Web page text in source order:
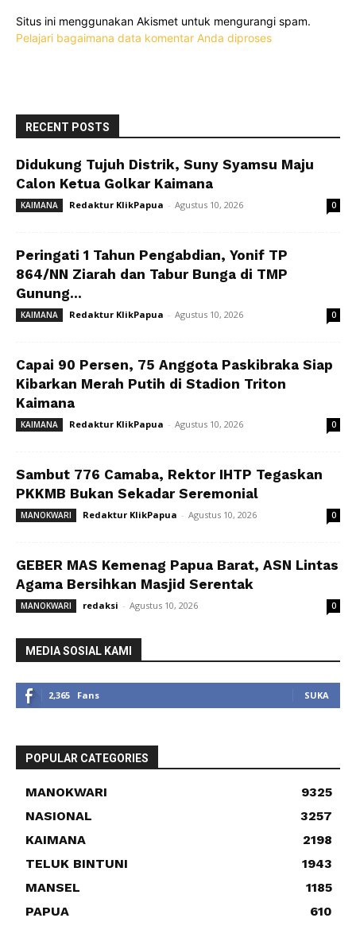
Situs ini menggunakan Akismet untuk mengurangi spam.
Pelajari bagaimana data komentar Anda diproses
RECENT POSTS
Didukung Tujuh Distrik, Suny Syamsu Maju
Calon Ketua Golkar Kaimana
KAIMANA Redaktur KlikPapua - Agustus 10, 2026 0
Peringati 1 Tahun Pengabdian, Yonif TP
864/NN Ziarah dan Tabur Bunga di TMP
Gunung...
KAIMANA Redaktur KlikPapua - Agustus 10, 2026 0
Capai 90 Persen, 75 Anggota Paskibraka Siap
Kibarkan Merah Putih di Stadion Triton
Kaimana
KAIMANA Redaktur KlikPapua - Agustus 10, 2026 0
Sambut 776 Camaba, Rektor IHTP Tegaskan
PKKMB Bukan Sekadar Seremonial
MANOKWARI Redaktur KlikPapua - Agustus 10, 2026 0
GEBER MAS Kemenag Papua Barat, ASN Lintas
Agama Bersihkan Masjid Serentak
MANOKWARI redaksi - Agustus 10, 2026 0
MEDIA SOSIAL KAMI
2,365 Fans SUKA
POPULAR CATEGORIES
MANOKWARI
9325
NASIONAL
3257
KAIMANA
2198
TELUK BINTUNI
1943
MANSEL
1185
PAPUA
610